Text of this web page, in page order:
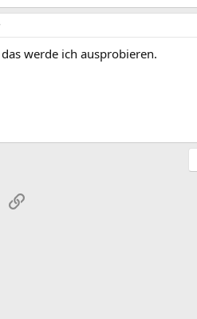
werde ich ausprobieren.
MailLink